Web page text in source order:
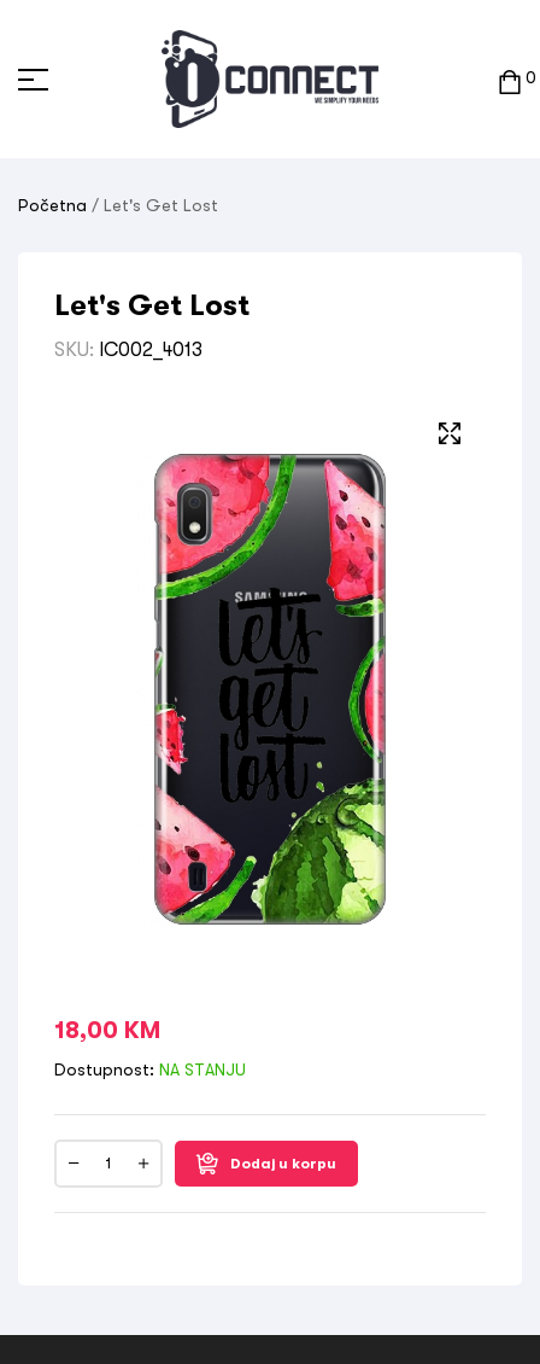
0
Početna / Let's Get Lost
Let's Get Lost
SKU: IC002_4013
18,00 KM
Dostupnost: NA STANJU
Dodaj u korpu